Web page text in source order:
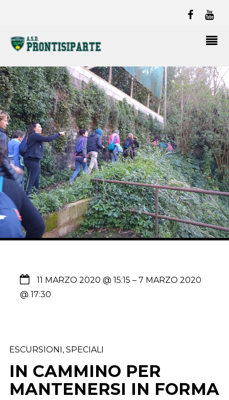
11 MARZO 2020 @ 15:15 – 7 MARZO 2020
@ 17:30
ESCURSIONI , SPECIALI
IN CAMMINO PER
MANTENERSI IN FORMA